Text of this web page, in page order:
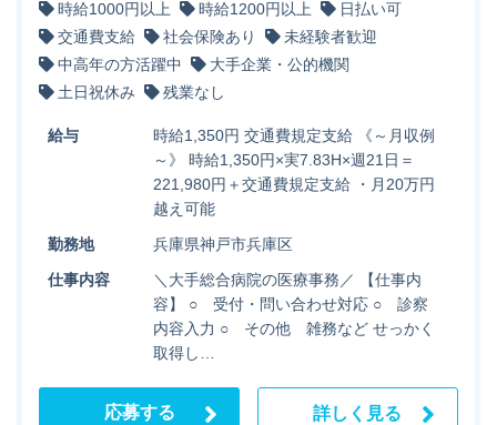
時給1000円以上 時給1200円以上
日払い可
交通費支給
社会保険あり
未経験者歓迎
中高年の方活躍中
大手企業・公的機関
土日祝休み
残業なし
給与
時給1,350円 交通費規定支給 《～月収例
～》 時給1,350円×実7.83H×週21日＝
221,980円＋交通費規定支給 ・月20万円
越え可能
勤務地
兵庫県神戸市兵庫区
仕事内容
＼大手総合病院の医療事務／ 【仕事内
容】 ○ 受付・問い合わせ対応 ○ 診察
内容入力 ○ その他 雑務など せっかく
取得し…
応募する 詳しく見る